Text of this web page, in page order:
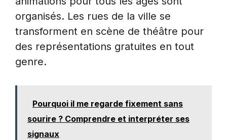
organisés. Les rues de la ville se
transforment en scène de théâtre pour
des représentations gratuites en tout
genre.
Pourquoi il me regarde fixement sans
sourire ? Comprendre et interpréter ses
signaux